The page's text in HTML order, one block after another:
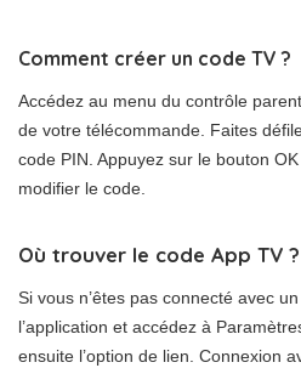
Comment créer un code TV ?
Accédez au menu du contrôle
de votre télécommande. Faites
code PIN. Appuyez sur le bouton
modifier le code.
Où trouver le code App TV ?
Si vous n’êtes pas connecté avec
l’application et accédez à
ensuite l’option de lien. Connexion